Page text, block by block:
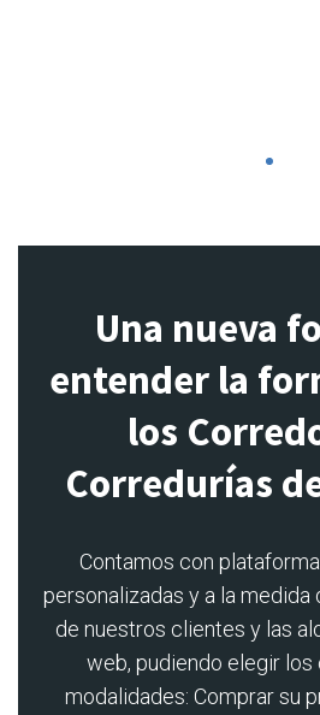
Una nueva
entender la
los
Corredurías
Contamos con
personalizadas y a la medida
de nuestros clientes y las
web, pudiendo elegir los
modalidades: Comprar su